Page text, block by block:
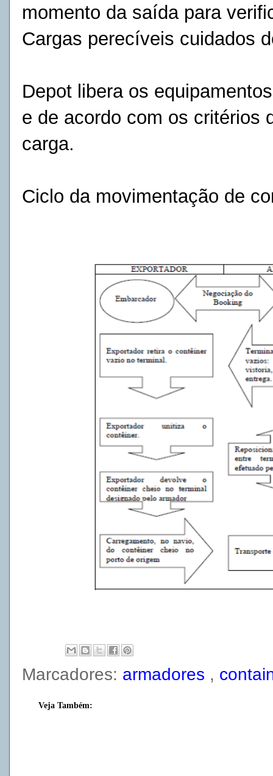
momento da saída para
Cargas perecíveis cuidados
Depot libera os
e de acordo com os critérios
carga.
Ciclo da movimentação de
Marcadores: armadores ,
Veja Também: